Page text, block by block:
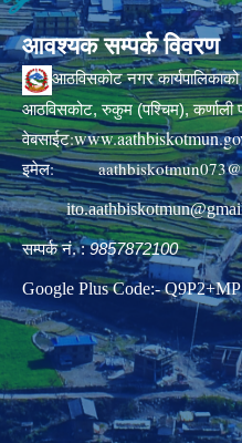
आवश्यक सम्पर्क विवरण
आठविसकोट नगर कार्यपालिकाको
आठविसकोट, रुकुम (पश्चिम), कर्णाली
वेबसाईट:
इमेल:
सम्पर्क नं. :9857872100
Google Plus Code:-